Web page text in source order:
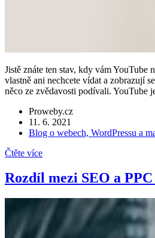
Jistě znáte ten stav, kdy vám YouTube
vlastně ani nechcete vídat a zobrazují
něco ze zvědavosti podívali. YouTube
Proweby.cz
11. 6. 2021
Blog o webech, WordPressu a
Čtěte více
Rozdíl mezi SEO a